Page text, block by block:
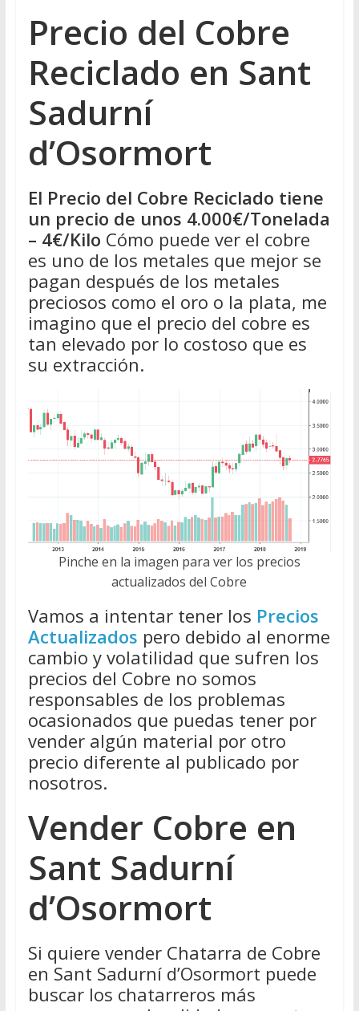
Precio del Cobre
Reciclado en Sant
Sadurní
d’Osormort
El Precio del Cobre Reciclado tiene
un precio de unos 4.000€/Tonelada
– 4€/Kilo Cómo puede ver el cobre
es uno de los metales que mejor se
pagan después de los metales
preciosos como el oro o la plata, me
imagino que el precio del cobre es
tan elevado por lo costoso que es
su extracción.
Pinche en la imagen para ver los precios
actualizados del Cobre
Vamos a intentar tener los Precios
Actualizados pero debido al enorme
cambio y volatilidad que sufren los
precios del Cobre no somos
responsables de los problemas
ocasionados que puedas tener por
vender algún material por otro
precio diferente al publicado por
nosotros.
Vender Cobre en
Sant Sadurní
d’Osormort
Si quiere vender Chatarra de Cobre
en Sant Sadurní d’Osormort puede
buscar los chatarreros más